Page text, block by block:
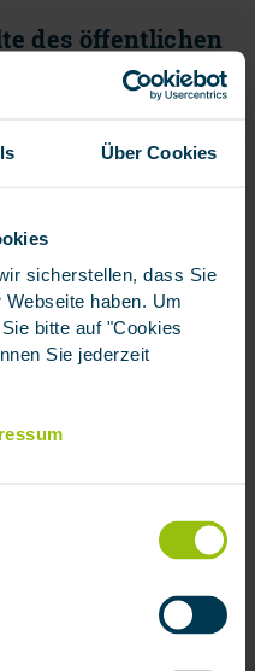
Über Cookies
sicherstellen, dass Sie
haben. Um
bitte auf "Cookies
Sie jederzeit
des öffentlichen
abschließen und
oder in
Rente, da sie
die vollen
die nur